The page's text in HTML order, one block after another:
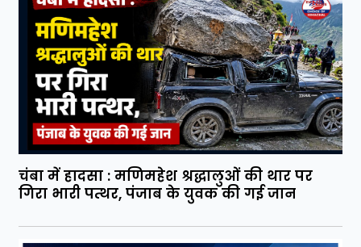
चंबा में हादसा : मणिमहेश श्रद्धालुओं की थार पर
गिरा भारी पत्थर, पंजाब के युवक की गई जान